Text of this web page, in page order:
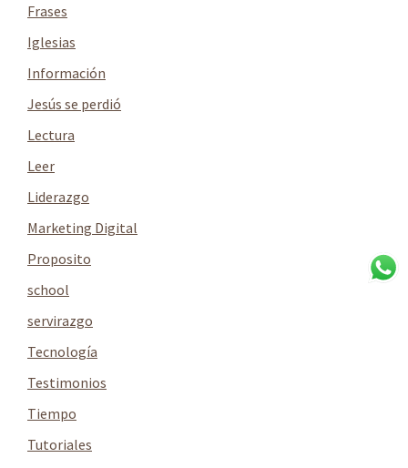
Frases
Iglesias
Información
Jesús se perdió
Lectura
Leer
Liderazgo
Marketing Digital
Proposito
school
servirazgo
Tecnología
Testimonios
Tiempo
Tutoriales